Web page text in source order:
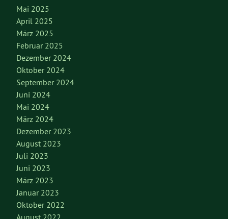
Mai 2025
April 2025
März 2025
Februar 2025
Dezember 2024
Oktober 2024
September 2024
Juni 2024
Mai 2024
März 2024
Dezember 2023
August 2023
Juli 2023
Juni 2023
März 2023
Januar 2023
Oktober 2022